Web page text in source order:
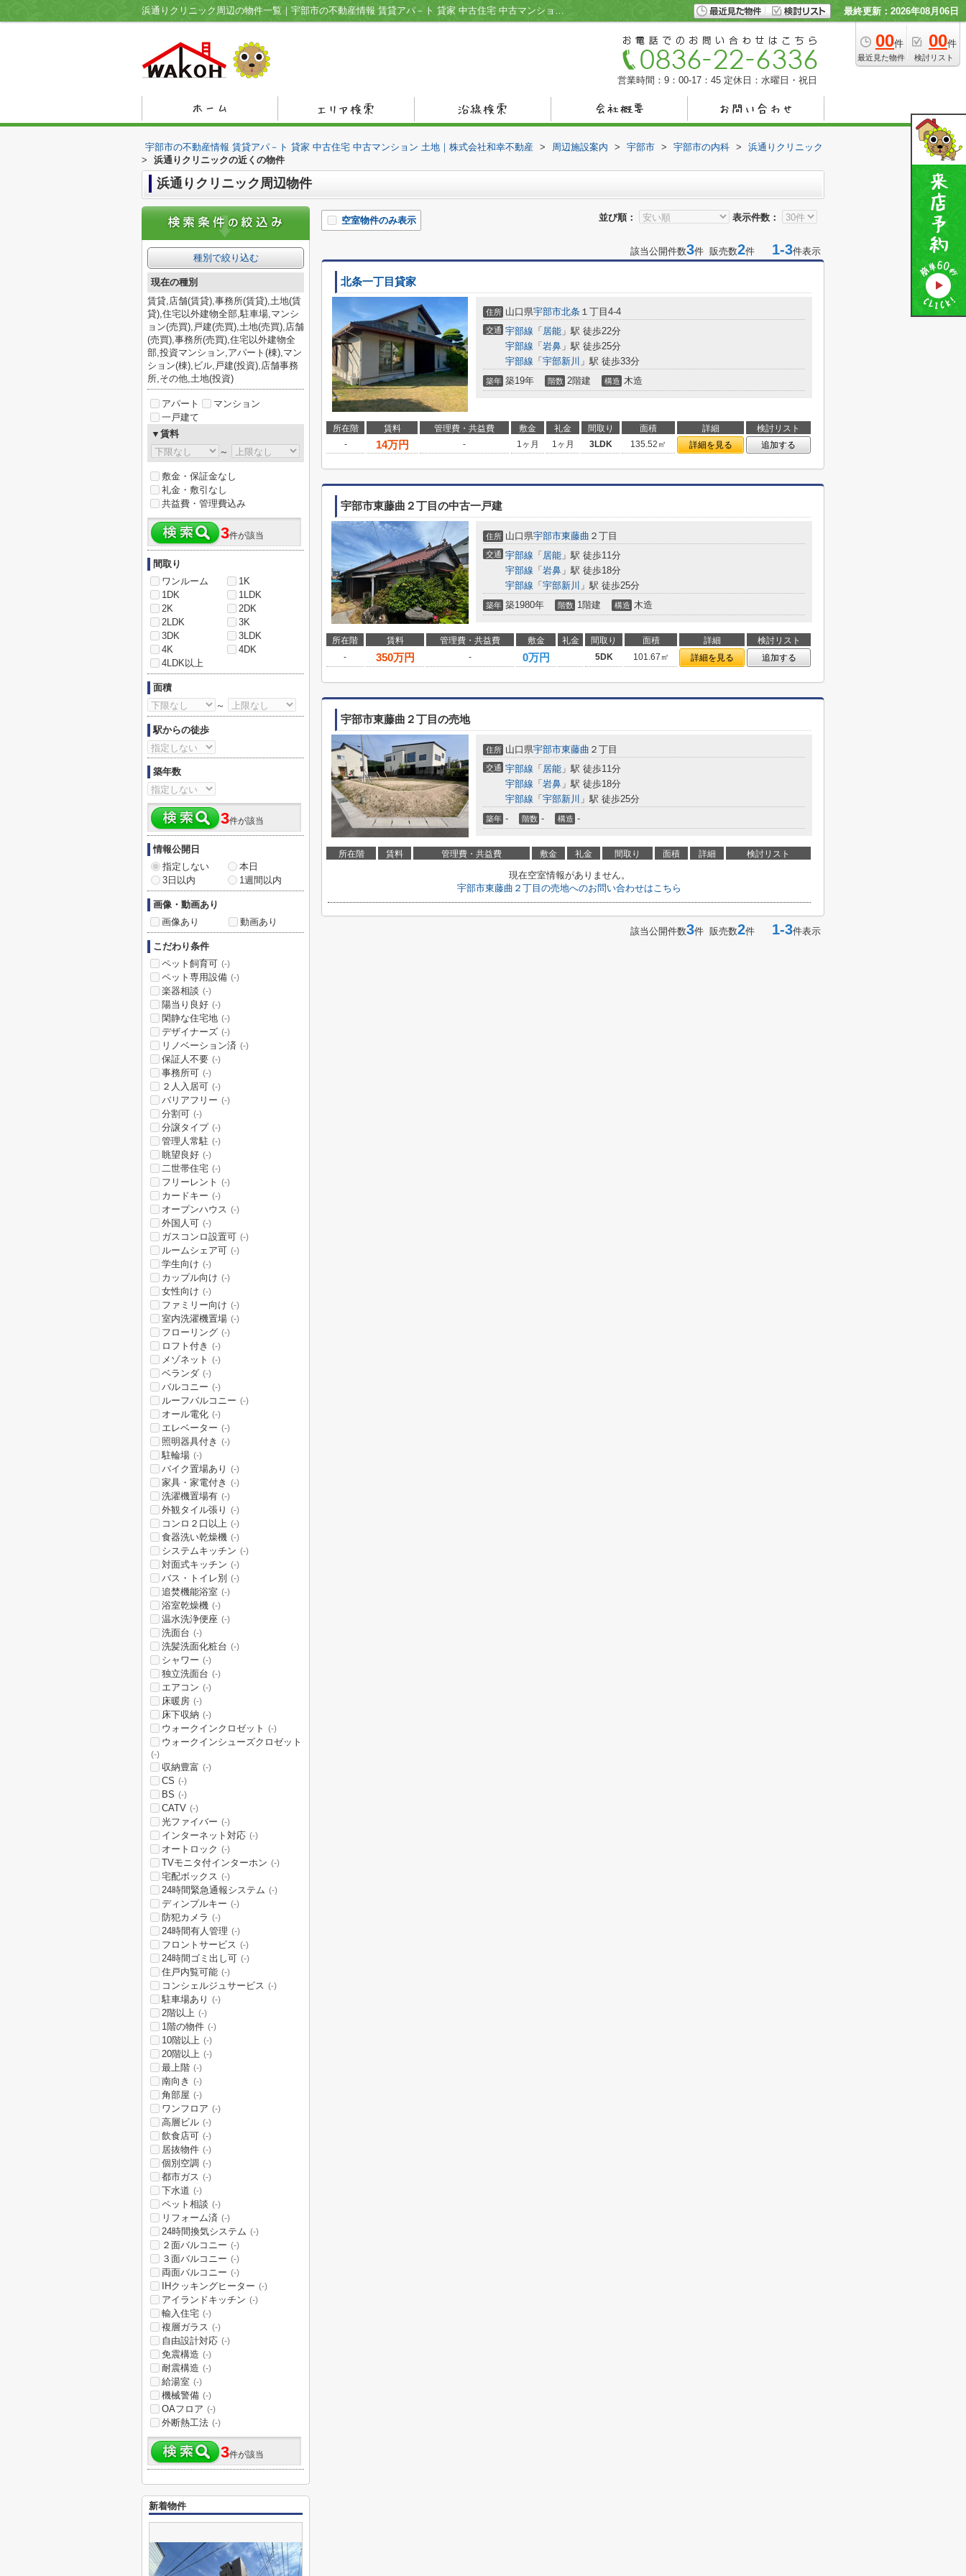
浜通りクリニック周辺の物件一覧｜宇部市の不動産情報 賃貸アパ－ト 貸家 中古住宅 中古マンション 土地｜株式会社和幸不動産 最終更新：2026年08月06日
00件
最近見た物件
00件
検討リスト
営業時間：9：00-17：45 定休日：水曜日・祝日
宇部市の不動産情報 賃貸アパ－ト 貸家 中古住宅 中古マンション 土地｜株式会社和幸不動産 > 周辺施設案内 > 宇部市 > 宇部市の内科 >
浜通りクリニック
>
浜通りクリニックの近くの物件
浜通りクリニック周辺物件
並び順： 表示件数：
空室物件のみ表示
該当公開件数3件 販売数2件 1-3件表示
北条一丁目貸家
住所 山口県宇部市北条 １丁目4-4
交通 宇部線 「 居能 」駅 徒歩22分
宇部線 「 岩鼻 」駅 徒歩25分
宇部線 「 宇部新川 」駅 徒歩33分
築年 築19年 階数 2階建 構造 木造
所在階 賃料 管理費・共益費 敷金 礼金 間取り 面積 詳細
検討リスト
-
14万円 - 1ヶ月 1ヶ月 3LDK 135.52㎡ 詳細を見る 追加する
宇部市東藤曲２丁目の中古一戸建
住所 山口県宇部市東藤曲 ２丁目
交通 宇部線 「 居能 」駅 徒歩11分
宇部線 「 岩鼻 」駅 徒歩18分
宇部線 「 宇部新川 」駅 徒歩25分
築年 築1980年 階数 1階建 構造 木造
所在階 賃料 管理費・共益費 敷金 礼金 間取り 面積 詳細
検討リスト
-
350万円 - 0万円 5DK 101.67㎡ 詳細を見る 追加する
宇部市東藤曲２丁目の売地
住所 山口県宇部市東藤曲 ２丁目
交通 宇部線 「 居能 」駅 徒歩11分
宇部線 「 岩鼻 」駅 徒歩18分
宇部線 「 宇部新川 」駅 徒歩25分
築年 - 階数 - 構造 -
所在階 賃料 管理費・共益費 敷金 礼金 間取り 面積 詳細 検討リスト
現在空室情報がありません。
宇部市東藤曲２丁目の売地へのお問い合わせはこちら
該当公開件数3件 販売数2件 1-3件表示
種別で絞り込む
現在の種別
賃貸,店舗(賃貸),事務所(賃貸),土地(賃
貸),住宅以外建物全部,駐車場,マンシ
ョン(売買),戸建(売買),土地(売買),店舗
(売買),事務所(売買),住宅以外建物全
部,投資マンション,アパート(棟),マン
ション(棟),ビル,戸建(投資),店舗事務
所,その他,土地(投資)
アパート
マンション
一戸建て
▼賃料
～
敷金・保証金なし
礼金・敷引なし
共益費・管理費込み
3件が該当
間取り
ワンルーム
1K
1DK
1LDK
2K
2DK
2LDK
3K
3DK
3LDK
4K
4DK
4LDK以上
面積
～
駅からの徒歩
築年数
3件が該当
情報公開日
指定しない
本日
3日以内
1週間以内
画像・動画あり
画像あり
動画あり
こだわり条件
ペット飼育可 (-)
ペット専用設備 (-)
楽器相談 (-)
陽当り良好 (-)
閑静な住宅地 (-)
デザイナーズ (-)
リノベーション済 (-)
保証人不要 (-)
事務所可 (-)
２人入居可 (-)
バリアフリー (-)
分割可 (-)
分譲タイプ (-)
管理人常駐 (-)
眺望良好 (-)
二世帯住宅 (-)
フリーレント (-)
カードキー (-)
オープンハウス (-)
外国人可 (-)
ガスコンロ設置可 (-)
ルームシェア可 (-)
学生向け (-)
カップル向け (-)
女性向け (-)
ファミリー向け (-)
室内洗濯機置場 (-)
フローリング (-)
ロフト付き (-)
メゾネット (-)
ベランダ (-)
バルコニー (-)
ルーフバルコニー (-)
オール電化 (-)
エレベーター (-)
照明器具付き (-)
駐輪場 (-)
バイク置場あり (-)
家具・家電付き (-)
洗濯機置場有 (-)
外観タイル張り (-)
コンロ２口以上 (-)
食器洗い乾燥機 (-)
システムキッチン (-)
対面式キッチン (-)
バス・トイレ別 (-)
追焚機能浴室 (-)
浴室乾燥機 (-)
温水洗浄便座 (-)
洗面台 (-)
洗髪洗面化粧台 (-)
シャワー (-)
独立洗面台 (-)
エアコン (-)
床暖房 (-)
床下収納 (-)
ウォークインクロゼット (-)
ウォークインシューズクロゼット
(-)
収納豊富 (-)
CS (-)
BS (-)
CATV (-)
光ファイバー (-)
インターネット対応 (-)
オートロック (-)
TVモニタ付インターホン (-)
宅配ボックス (-)
24時間緊急通報システム (-)
ディンプルキー (-)
防犯カメラ (-)
24時間有人管理 (-)
フロントサービス (-)
24時間ゴミ出し可 (-)
住戸内覧可能 (-)
コンシェルジュサービス (-)
駐車場あり (-)
2階以上 (-)
1階の物件 (-)
10階以上 (-)
20階以上 (-)
最上階 (-)
南向き (-)
角部屋 (-)
ワンフロア (-)
高層ビル (-)
飲食店可 (-)
居抜物件 (-)
個別空調 (-)
都市ガス (-)
下水道 (-)
ペット相談 (-)
リフォーム済 (-)
24時間換気システム (-)
２面バルコニー (-)
３面バルコニー (-)
両面バルコニー (-)
IHクッキングヒーター (-)
アイランドキッチン (-)
輸入住宅 (-)
複層ガラス (-)
自由設計対応 (-)
免震構造 (-)
耐震構造 (-)
給湯室 (-)
機械警備 (-)
OAフロア (-)
外断熱工法 (-)
3件が該当
新着物件